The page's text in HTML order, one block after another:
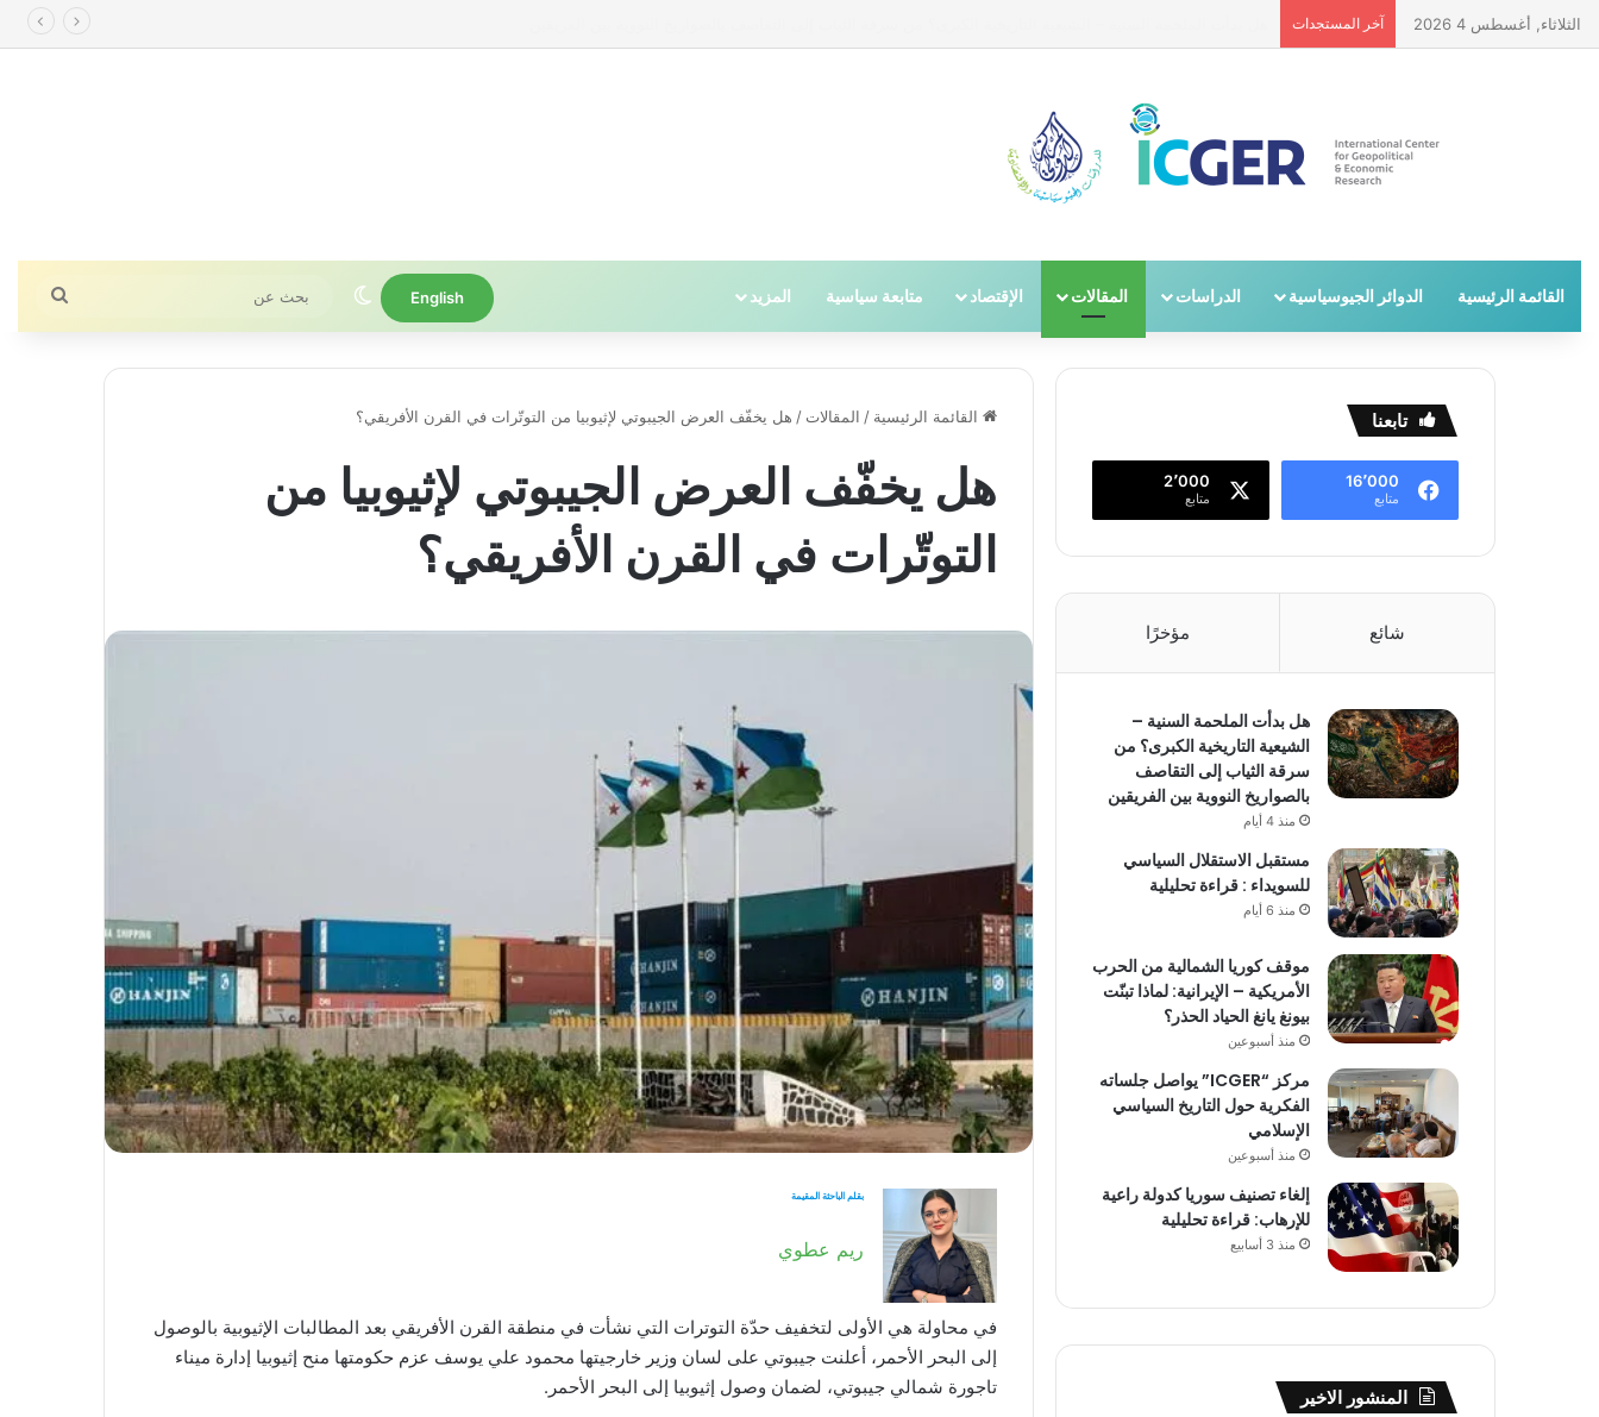
الثلاثاء, أغسطس 4 2026 آخر المستجدات
القائمة الرئيسية الدوائر الجيوسياسية الدراسات المقالات الإقتصاد متابعة سياسية المزيد English الوضع المظلم
بحث
عن
القائمة الرئيسية / المقالات / هل يخفّف العرض الجيبوتي لإثيوبيا من التوتّرات في القرن الأفريقي؟
هل يخفّف العرض الجيبوتي لإثيوبيا من
التوتّرات في القرن الأفريقي؟
بقلم الباحثة المقيمة
ريم عطوي
في محاولة هي الأولى لتخفيف حدّة التوترات التي نشأت في منطقة القرن الأفريقي بعد المطالبات الإثيوبية بالوصول
إلى البحر الأحمر، أعلنت جيبوتي على لسان وزير خارجيتها محمود علي يوسف عزم حكومتها منح إثيوبيا إدارة ميناء
تاجورة شمالي جيبوتي، لضمان وصول إثيوبيا إلى البحر الأحمر.
تابعنا
16٬000
متابع
2٬000
متابع
شائع مؤخرًا
هل بدأت الملحمة السنية –
الشيعية التاريخية الكبرى؟ من
سرقة الثياب إلى التقاصف
بالصواريخ النووية بين الفريقين
منذ 4 أيام
مستقبل الاستقلال السياسي
للسويداء : قراءة تحليلية
منذ 6 أيام
موقف كوريا الشمالية من الحرب
الأمريكية – الإيرانية: لماذا تبنّت
بيونغ يانغ الحياد الحذر؟
منذ أسبوعين
مركز “ICGER” يواصل جلساته
الفكرية حول التاريخ السياسي
الإسلامي
منذ أسبوعين
إلغاء تصنيف سوريا كدولة راعية
للإرهاب: قراءة تحليلية
منذ 3 أسابيع
المنشور الاخير